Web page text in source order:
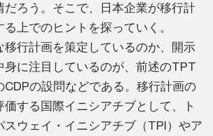
だろう。そこで、日本企業が移行計
上でのヒントを探っていく。
移行計画を策定しているのか、開示
身に注目しているのが、前述のTPT
CDPの設問などである。移行計画の
する国際イニシアチブとして、ト
スウェイ・イニシアチブ（TPI）やア